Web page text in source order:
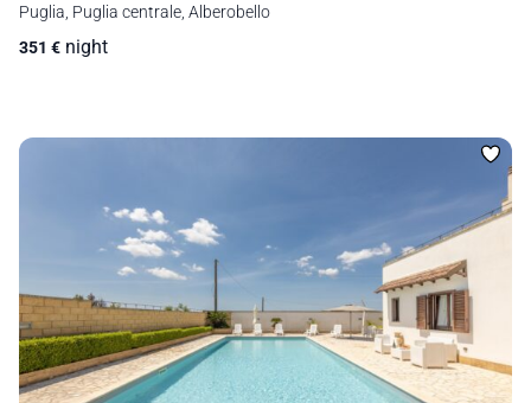
Puglia, Puglia centrale, Alberobello
351 € night